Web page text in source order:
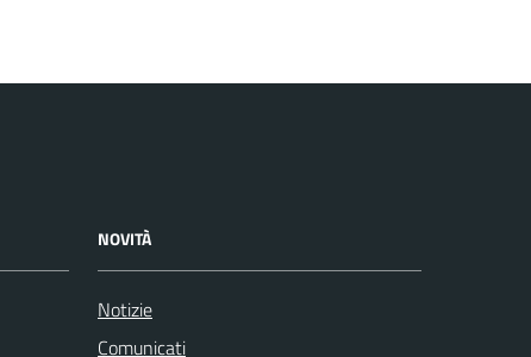
NOVITÀ
Notizie
Comunicati